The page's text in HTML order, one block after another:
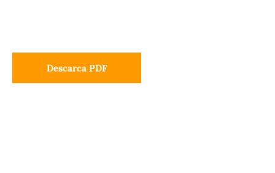
Descarca PDF